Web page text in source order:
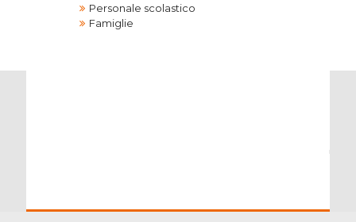
Personale scolastico
Famiglie